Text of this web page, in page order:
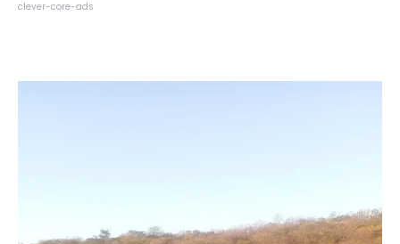
clever-core-ads